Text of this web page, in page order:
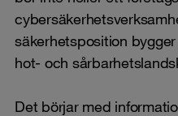
säkerhetsposition
hot- och
Det börjar med